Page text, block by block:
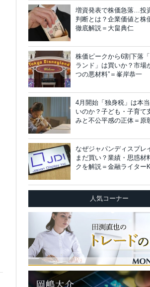
増資発表で株価急落…投
判断とは？企業価値と株
徹底解説＝大畠典仁
株価ピークから6割下落
ランド」は買いか？市場
つの悪材料”＝峯岸恭一
4月開始「独身税」は本
いのか？子ども・子育て
みと不公平感の正体＝原
なぜジャパンディスプレ
まだ買い？業績・思惑材
クを解説＝金融ライター
人気コーナー